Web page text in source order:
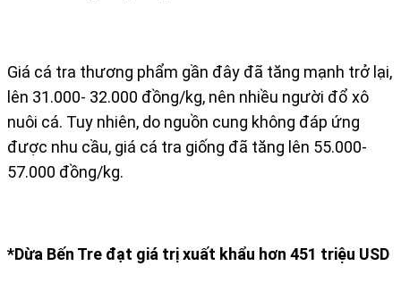
Giá cá tra thương phẩm gần đây đã tăng mạnh trở lại,
lên 31.000- 32.000 đồng/kg, nên nhiều người đổ xô
nuôi cá. Tuy nhiên, do nguồn cung không đáp ứng
được nhu cầu, giá cá tra giống đã tăng lên 55.000-
57.000 đồng/kg.
*Dừa Bến Tre đạt giá trị xuất khẩu hơn 451 triệu USD